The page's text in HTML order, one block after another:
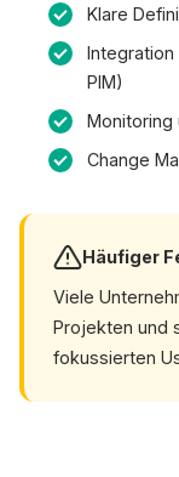
Klare
PIM)
Monitoring
Change
Häufiger
Viele
Projekten und
fokussierten